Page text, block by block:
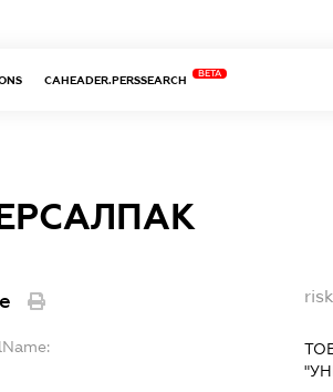
CAHEADER.PERSSEARCH
BETA